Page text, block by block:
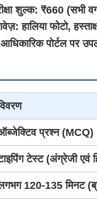
शुल्क: ₹660 (सभी
हालिया फोटो,
पोर्टल पर
प्रश्न (MCQ)
टेस्ट (अंग्रेजी एवं
120-135 मिनट